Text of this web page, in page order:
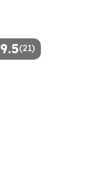
9.5(21)